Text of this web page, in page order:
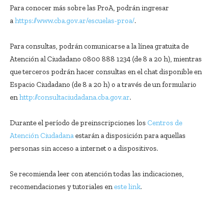
Para conocer más sobre las ProA, podrán ingresar
ahttps://www.cba.gov.ar/escuelas-proa/.
Para consultas, podrán comunicarse a la línea gratuita de
Atención al Ciudadano 0800 888 1234 (de 8 a 20 h), mientras
que terceros podrán hacer consultas en el chat disponible en
Espacio Ciudadano (de 8 a 20 h) o a través de un formulario
enhttp://consultaciudadana.cba.gov.ar.
Durante el período de preinscripciones los Centros de
Atención Ciudadana estarán a disposición para aquellas
personas sin acceso a internet o a dispositivos.
Se recomienda leer con atención todas las indicaciones,
recomendaciones y tutoriales en este link.